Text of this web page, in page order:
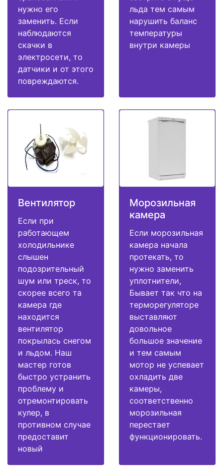
нужно его
заменить. Если
наблюдаются
скачки в
электросети, то
датчики и от этого
повреждаются.
льда тем самым
нарушить баланс
температуры
внутри камеры
Вентилятор
Если при
работающем
холодильнике
слышен
подозрительный
шум или треск, то
скорее всего та
камера где
находится
вентилятор
покрылась снегом
и льдом. Наш
мастер готов
быстро устранить
проблему и
отремонтировать
кулер, в
противном случае
предоставит
новый
Морозильная
камера
Если морозильная
камера начала
протекать, то
нужно заменить
уплотнители,
Бывает так что на
терморегуляторе
выставляют
довольное
большое значение
и тем самым
мотор не успевает
охладить две
камеры,
соответственно
морозильная
перестает
функционировать.